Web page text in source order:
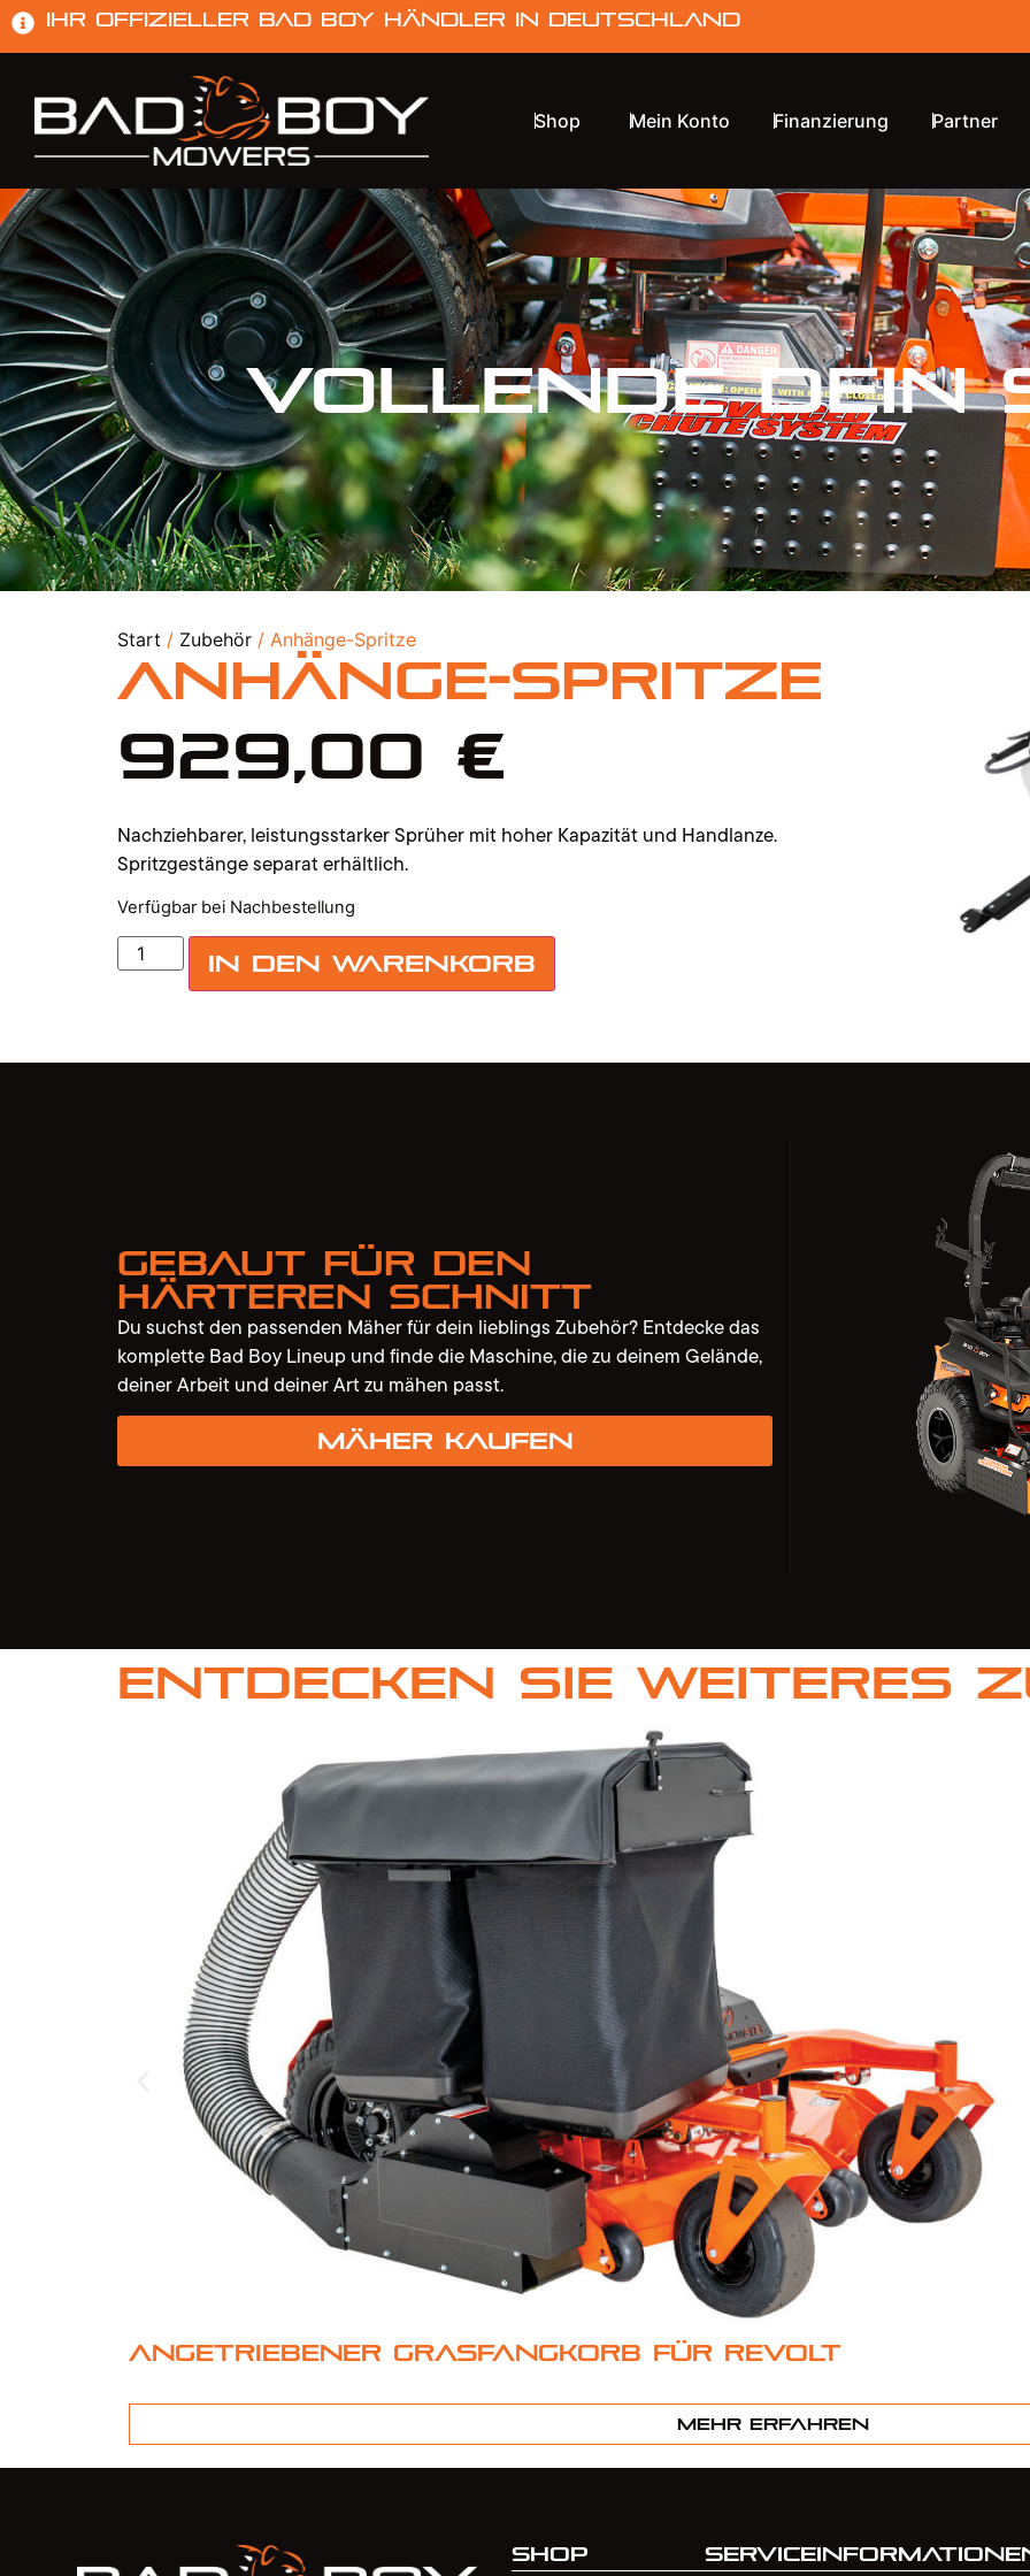
Ihr offizieller Bad Boy Händler in Deutschland
Shop Mein Konto Finanzierung Partner
Vollende dein
Start / Zubehör / Anhänge-Spritze
Anhänge-Spritze
929,00 €
Nachziehbarer, leistungsstarker Sprüher mit hoher Kapazität und Handlanze.
Spritzgestänge separat erhältlich.
Verfügbar bei Nachbestellung
In den Warenkorb
Gebaut für den
härteren Schnitt
Du suchst den passenden Mäher für dein lieblings Zubehör? Entdecke das
komplette Bad Boy Lineup und finde die Maschine, die zu deinem Gelände,
deiner Arbeit und deiner Art zu mähen passt.
Mäher kaufen
Entdecken Sie weiteres
Angetriebener Grasfangkorb für Revolt
Mehr erfahren
Shop